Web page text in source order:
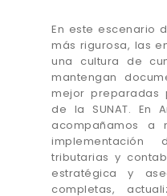
En este escenario
más rigurosa, las
una cultura de
mantengan
mejor preparadas
de la SUNAT. En
acompañamos a
implementación
tributarias y
estratégica y
completas,